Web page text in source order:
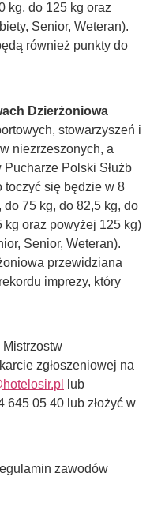
kg, do 125 kg oraz
Senior, Weteran).
również punkty do
Dzierżoniowa
stowarzyszeń i
niezrzeszonych, a
Polski Służb
toczyć się będzie w 8
75 kg, do 82,5 kg, do
kg oraz powyżej 125 kg)
Senior, Weteran).
przewidziana
imprezy, który
Mistrzostw
zgłoszeniowej na
lub
645 05 40 lub złożyć w
zawodów